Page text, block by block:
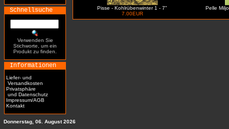
Schnellsuche
Verwenden Sie
Stichworte, um ein
Produkt zu finden.
Informationen
Liefer- und
Versandkosten
Privatsphäre
und Datenschutz
Impressum/AGB
Kontakt
Pisse - Kohlrübenwinter 1 - 7"
7.00EUR
Pelle
Donnerstag, 06. August 2026